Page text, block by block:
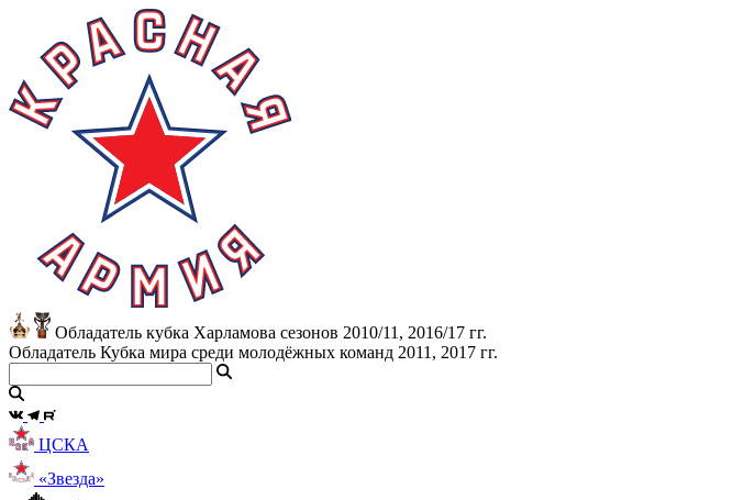
Обладатель кубка Харламова сезонов 2010/11, 2016/17 гг.
Обладатель Кубка мира среди молодёжных команд 2011, 2017 гг.
ЦСКА
«Звезда»